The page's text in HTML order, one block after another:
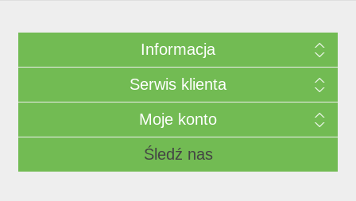
Informacja
Serwis klienta
Moje konto
Śledź nas